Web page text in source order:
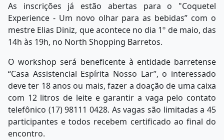
As inscrições já estão abertas para o "Coquetel
Experience - Um novo olhar para as bebidas” com o
mestre Elias Diniz, que acontece no dia 1º de maio, das
14h às 19h, no North Shopping Barretos.
O workshop será beneficente à entidade barretense
“Casa Assistencial Espírita Nosso Lar”, o interessado
deve ter 18 anos ou mais, fazer a doação de uma caixa
com 12 litros de leite e garantir a vaga pelo contato
telefônico (17) 98111 0428. As vagas são limitadas a 45
participantes e todos recebem certificado ao final do
encontro.